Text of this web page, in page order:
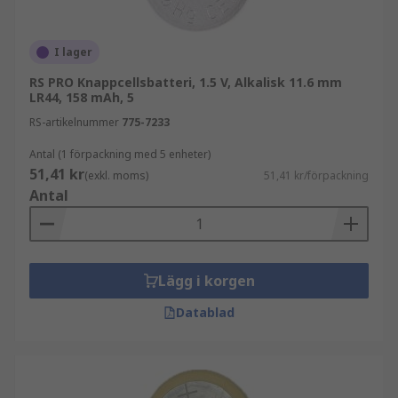
P – Zink-luft
C – Litium mangandioxid
B – Litium kolfluorid
Den andra bokstaven definierar formen:
F – Platt
P – Alla andra som inte definieras som
runda, platta eller fyrkantiga.
diametern och höjden. Om numret slutar med
I lager
RS PRO Knappcellsbatteri, 1.5 V, Alkalisk 11.6 mm
LR44, 158 mAh, 5
RS-artikelnummer 775-7233
Antal (1 förpackning med 5 enheter)
51,41 kr(exkl. moms) 51,41 kr/förpackning
Antal
Lägg i korgen
Datablad